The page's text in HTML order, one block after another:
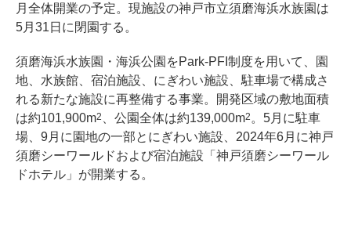
月全体開業の予定。現施設の神戸市立須磨海浜水族園は
5月31日に閉園する。
須磨海浜水族園・海浜公園をPark-PFI制度を用いて、園
地、水族館、宿泊施設、にぎわい施設、駐車場で構成さ
れる新たな施設に再整備する事業。開発区域の敷地面積
は約101,900m2 、公園全体は約139,000m2 。5月に駐車
場、9月に園地の一部とにぎわい施設、2024年6月に神戸
須磨シーワールドおよび宿泊施設「神戸須磨シーワール
ドホテル」が開業する。